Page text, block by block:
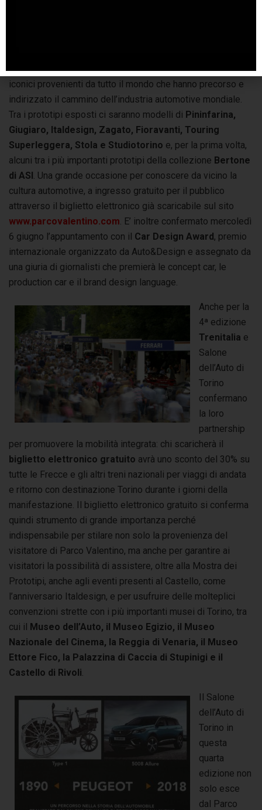
potrà passeggiare tra la storia del car design, tra modelli
iconici provenienti da tutto il mondo che hanno precorso e
indirizzato il cammino dell’industria automotive mondiale.
Tra i prototipi esposti ci saranno modelli di Pininfarina,
Giugiaro, Italdesign, Zagato, Fioravanti, Touring
Superleggera, Stola e Studiotorino e, per la prima volta,
alcuni tra i più importanti prototipi della collezione Bertone
di ASI . Una grande occasione per conoscere da vicino la
cultura automotive, a ingresso gratuito per il pubblico
attraverso il biglietto elettronico già scaricabile sul sito
www.parcovalentino.com . E’ inoltre confermato mercoledì
6 giugno l’appuntamento con il Car Design Award, premio
internazionale organizzato da Auto&Design e assegnato da
una giuria di giornalisti che premierà le concept car, le
production car e il brand design language.
Anche per la
4ª edizione
Trenitalia e
Salone
dell’Auto di
Torino
confermano
la loro
partnership
per promuovere la mobilità integrata: chi scaricherà il
biglietto elettronico gratuito avrà uno sconto del 30% su
tutte le Frecce e gli altri treni nazionali per viaggi di andata
e ritorno con destinazione Torino durante i giorni della
manifestazione. Il biglietto elettronico gratuito si conferma
quindi strumento di grande importanza perché
indispensabile per stilare non solo la provenienza del
visitatore di Parco Valentino, ma anche per garantire ai
visitatori la possibilità di assistere, oltre alla Mostra dei
Prototipi, anche agli eventi presenti al Castello, come
l’anniversario Italdesign, e per usufruire delle molteplici
convenzioni strette con i più importanti musei di Torino, tra
cui il Museo dell’Auto, il Museo Egizio, il Museo
Nazionale del Cinema, la Reggia di Venaria, il Museo
Ettore Fico, la Palazzina di Caccia di Stupinigi e il
Castello di Rivoli
Il Salone
dell’Auto di
Torino in
questa
quarta
edizione non
solo esce
dal Parco